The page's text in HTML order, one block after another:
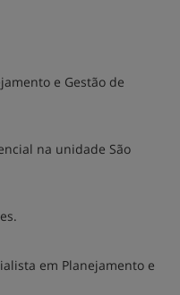
e Gestão de
na unidade São
em Planejamento e